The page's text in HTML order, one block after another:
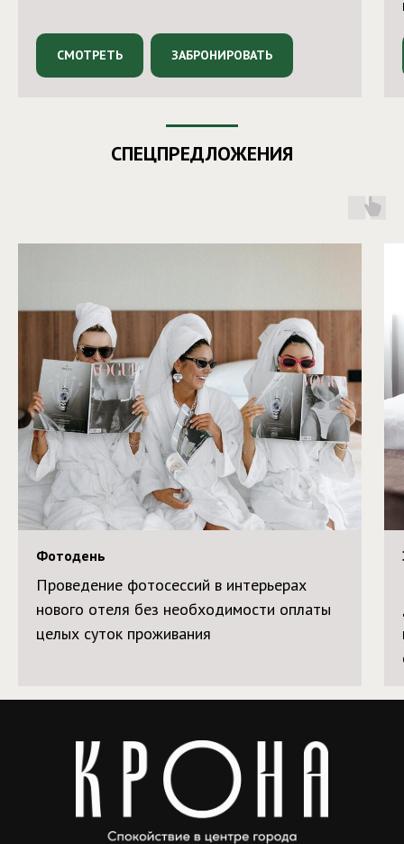
СМОТРЕТЬ ЗАБРОНИРОВАТЬ
СПЕЦПРЕДЛОЖЕНИЯ
Фотодень
Проведение фотосессий в интерьерах
нового отеля без необходимости оплаты
целых суток проживания